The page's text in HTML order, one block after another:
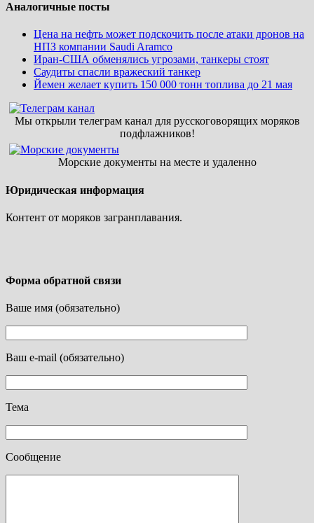
Аналогичные посты
Цена на нефть может подскочить после атаки дронов на
НПЗ компании Saudi Aramco
Иран-США обменялись угрозами, танкеры стоят
Саудиты спасли вражеский танкер
Йемен желает купить 150 000 тонн топлива до 21 мая
Мы открыли телеграм канал для русскоговорящих моряков
подфлажников!
Морские документы на месте и удаленно
Юридическая информация
Контент от моряков загранплавания.
Форма обратной связи
Ваше имя (обязательно)
Ваш e-mail (обязательно)
Тема
Сообщение